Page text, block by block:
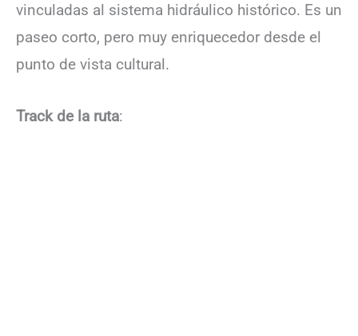
vinculadas al sistema hidráulico histórico. Es un
paseo corto, pero muy enriquecedor desde el
punto de vista cultural.
Track de la ruta: